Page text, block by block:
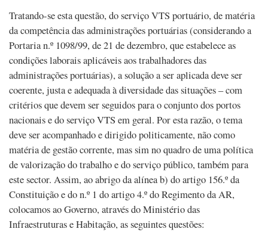
Tratando-se esta questão, do serviço VTS portuário, de matéria
da competência das administrações portuárias (considerando a
Portaria n.º 1098/99, de 21 de dezembro, que estabelece as
condições laborais aplicáveis aos trabalhadores das
administrações portuárias), a solução a ser aplicada deve ser
coerente, justa e adequada à diversidade das situações – com
critérios que devem ser seguidos para o conjunto dos portos
nacionais e do serviço VTS em geral. Por esta razão, o tema
deve ser acompanhado e dirigido politicamente, não como
matéria de gestão corrente, mas sim no quadro de uma política
de valorização do trabalho e do serviço público, também para
este sector. Assim, ao abrigo da alínea b) do artigo 156.º da
Constituição e do n.º 1 do artigo 4.º do Regimento da AR,
colocamos ao Governo, através do Ministério das
Infraestruturas e Habitação, as seguintes questões: